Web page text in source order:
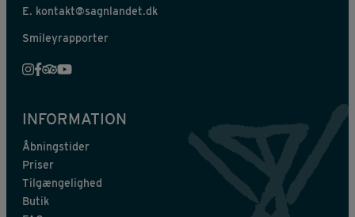
E. kontakt@sagnlandet.dk
Smileyrapporter
INFORMATION
Åbningstider
Priser
Tilgængelighed
Butik